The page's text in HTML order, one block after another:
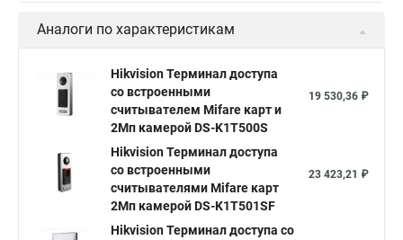
Аналоги по характеристикам
Hikvision Терминал доступа
со встроенными
считывателем Mifare карт и
2Мп камерой DS-K1T500S
19 530,36 ₽
Hikvision Терминал доступа
со встроенными
считывателями Mifare карт
2Мп камерой DS-K1T501SF
23 423,21 ₽
Hikvision Терминал доступа со